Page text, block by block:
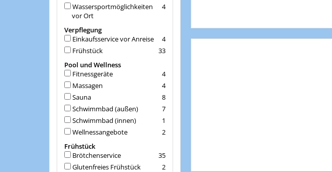
4
Wassersportmöglichkeiten
vor Ort
Verpflegung
4
Einkaufsservice vor Anreise
33
Frühstück
Pool und Wellness
4
Fitnessgeräte
4
Massagen
8
Sauna
7
Schwimmbad (außen)
1
Schwimmbad (innen)
2
Wellnessangebote
Frühstück
35
Brötchenservice
2
Glutenfreies Frühstück